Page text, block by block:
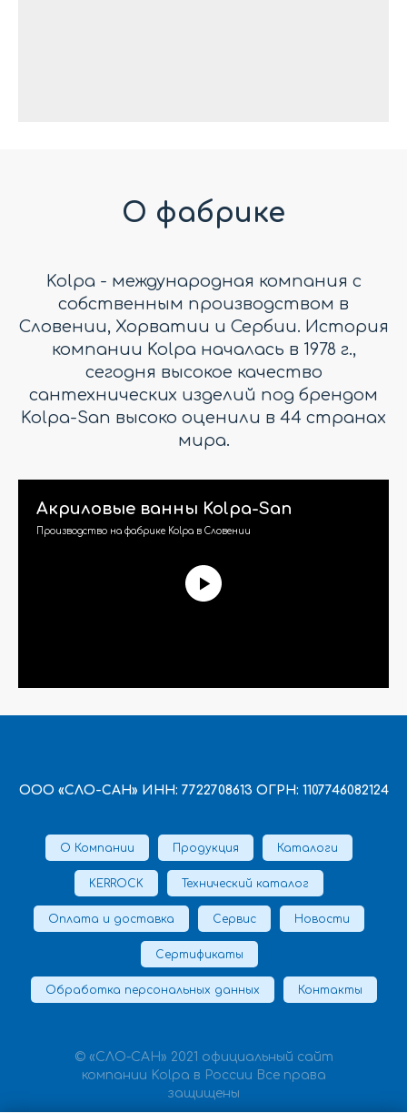
О фабрике
Kolpa - международная компания с
собственным производством в
Словении, Хорватии и Сербии. История
компании Kolpa началась в 1978 г.,
сегодня высокое качество
сантехнических изделий под брендом
Kolpa-San высоко оценили в 44 странах
мира.
Акриловые ванны Kolpa-San
Производство на фабрике Kolpa в Словении
ООО «СЛО-САН» ИНН: 7722708613 ОГРН: 1107746082124
О Компании Продукция Каталоги
KERROCK Технический каталог
Оплата и доставка Сервис Новости
Сертификаты
Обработка персональных данных Контакты
© «СЛО-САН» 2021 официальный сайт
компании Kolpa в России Все права
защищены